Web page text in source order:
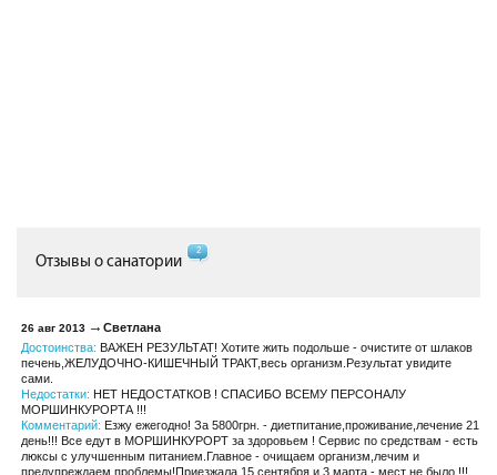
Отзывы о санатории
2
26 авг 2013
Светлана
Достоинства: ВАЖЕН РЕЗУЛЬТАТ! Хотите жить подольше - очистите от шлаков
печень,ЖЕЛУДОЧНО-КИШЕЧНЫЙ ТРАКТ,весь организм.Результат увидите
сами.
Недостатки: НЕТ НЕДОСТАТКОВ ! СПАСИБО ВСЕМУ ПЕРСОНАЛУ
МОРШИНКУРОРТА !!!
Комментарий: Езжу ежегодно! За 5800грн. - диетпитание,проживание,лечение 21
день!!! Все едут в МОРШИНКУРОРТ за здоровьем ! Сервис по средствам - есть
люксы с улучшенным питанием.Главное - очищаем организм,лечим и
предупреждаем проблемы!Приезжала 15 сентября и 3 марта - мест не было !!!